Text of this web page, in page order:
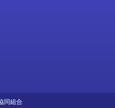
同組合